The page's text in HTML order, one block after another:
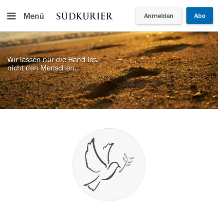
Menü Anmelden Abo
Wir lassen nur die Hand los,
nicht den Menschen.